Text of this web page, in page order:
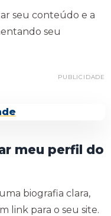
seu conteúdo e a
seu
PUBLICIDADE
meu perfil do
biografia clara,
link para o seu site.